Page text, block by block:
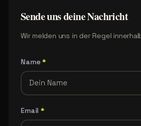
SendeunsdeineNachricht
Wir melden uns in der Regel
Name*
Email*